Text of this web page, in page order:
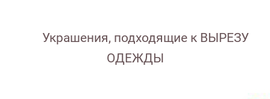
Украшения, подходящие к ВЫРЕЗУ
ОДЕЖДЫ